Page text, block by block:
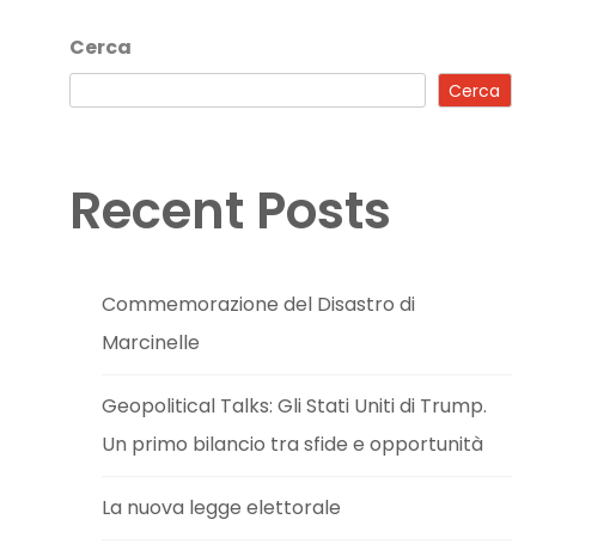
Cerca
Cerca
Recent Posts
Commemorazione del Disastro di
Marcinelle
Geopolitical Talks: Gli Stati Uniti di Trump.
Un primo bilancio tra sfide e opportunità
La nuova legge elettorale